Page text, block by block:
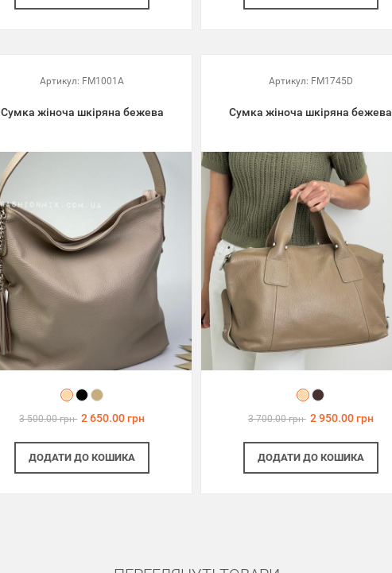
Артикул: FM1001A
Сумка жіноча шкіряна бежева
3 500.00 грн 2 650.00 грн
ДОДАТИ ДО КОШИКА
Артикул: FM1745D
Сумка жіноча шкіряна бежева
3 700.00 грн 2 950.00 грн
ДОДАТИДО КОШИКА